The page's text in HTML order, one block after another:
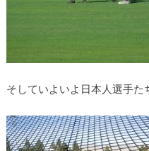
そしていよいよ日本人選手た